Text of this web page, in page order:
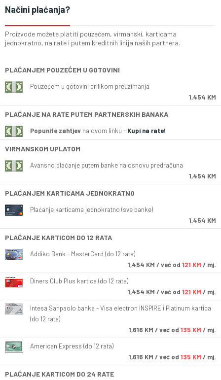
Načini plaćanja?
Proizvode možete platiti pouzećem, virmanski, karticama
jednokratno, na rate i putem kreditnih linija naših partnera.
PLAĆANJEM POUZEĆEM U GOTOVINI
Pouzećem u gotovini prilikom preuzimanja
1,454 KM
PLAĆANJE NA RATE PUTEM PARTNERSKIH BANAKA
Popunite zahtjev na ovom linku - Kupi na rate!
VIRMANSKOM UPLATOM
Avansno plaćanje putem banke na osnovu predračuna
1,454 KM
PLAĆANJEM KARTICAMA JEDNOKRATNO
Plaćanje karticama jednokratno (sve banke)
1,454 KM
PLAĆANJE KARTICOM DO 12 RATA
Addiko Bank - MasterCard (do 12 rata)
1,454 KM / već od 121 KM / mj.
Diners Club Plus kartica (do 12 rata)
1,454 KM / već od 121 KM / mj.
Intesa Sanpaolo banka - Visa electron INSPIRE i Platinum kartica
(do 12 rata)
1,616 KM / već od 135 KM / mj.
American Express (do 12 rata)
1,616 KM / već od 135 KM / mj.
PLAĆANJE KARTICOM DO 24 RATE